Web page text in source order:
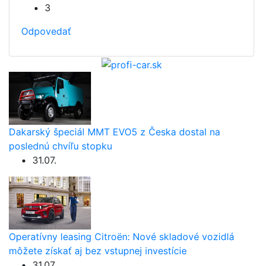
3
Odpovedať
Dakarský špeciál MMT EVO5 z Česka dostal na
poslednú chvíľu stopku
31.07.
Operatívny leasing Citroën: Nové skladové vozidlá
môžete získať aj bez vstupnej investície